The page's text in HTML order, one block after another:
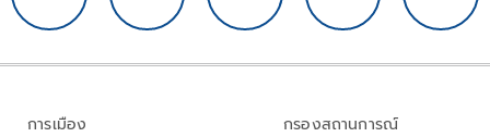
การเมือง
กรองสถานการณ์